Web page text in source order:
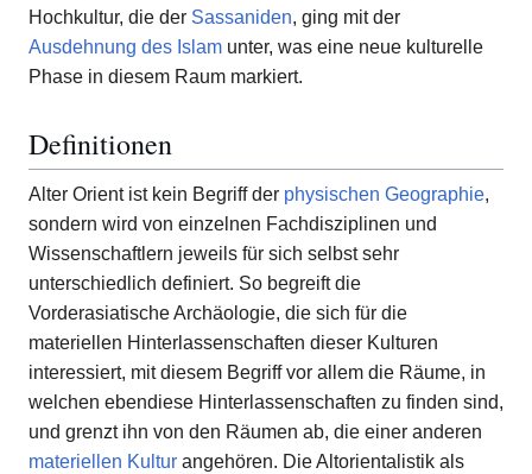
Hochkultur, die der Sassaniden, ging mit der
Ausdehnung des Islam unter, was eine neue kulturelle
Phase in diesem Raum markiert.
Definitionen
Alter Orient ist kein Begriff der physischen Geographie,
sondern wird von einzelnen Fachdisziplinen und
Wissenschaftlern jeweils für sich selbst sehr
unterschiedlich definiert. So begreift die
Vorderasiatische Archäologie, die sich für die
materiellen Hinterlassenschaften dieser Kulturen
interessiert, mit diesem Begriff vor allem die Räume, in
welchen ebendiese Hinterlassenschaften zu finden sind,
und grenzt ihn von den Räumen ab, die einer anderen
materiellen Kultur angehören. Die Altorientalistik als